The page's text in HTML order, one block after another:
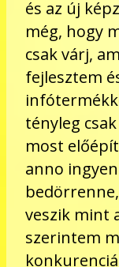
és az új
még, hogy
csak várj,
fejlesztem
tényleg
most
anno
veszik mint
szerintem